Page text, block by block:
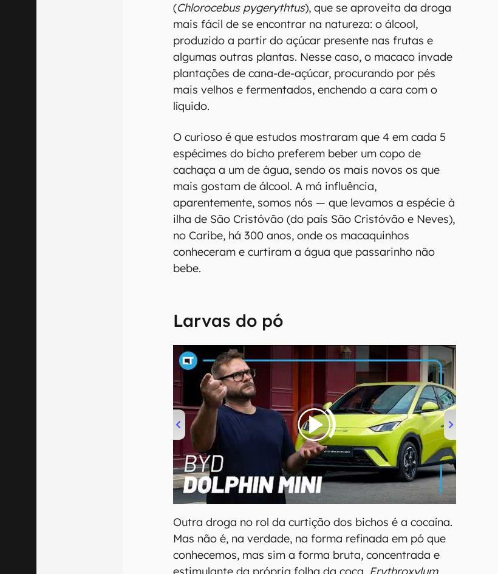
(Chlorocebus pygerythtus), que se aproveita da droga
mais fácil de se encontrar na natureza: o álcool,
produzido a partir do açúcar presente nas frutas e
algumas outras plantas. Nesse caso, o macaco invade
plantações de cana-de-açúcar, procurando por pés
mais velhos e fermentados, enchendo a cara com o
líquido.
O curioso é que estudos mostraram que 4 em cada 5
espécimes do bicho preferem beber um copo de
cachaça a um de água, sendo os mais novos os que
mais gostam de álcool. A má influência,
aparentemente, somos nós — que levamos a espécie à
ilha de São Cristóvão (do país São Cristóvão e Neves),
no Caribe, há 300 anos, onde os macaquinhos
conheceram e curtiram a água que passarinho não
bebe.
Larvas do pó
00:00/04:07
Outra droga no rol da curtição dos bichos é a cocaína.
Mas não é, na verdade, na forma refinada em pó que
conhecemos, mas sim a forma bruta, concentrada e
estimulante da própria folha da coca, Erythroxylum